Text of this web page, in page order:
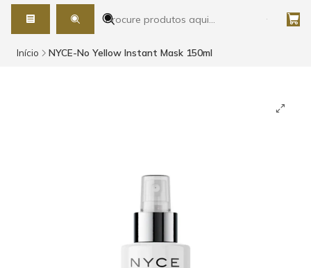
Início NYCE-No Yellow Instant Mask 150ml